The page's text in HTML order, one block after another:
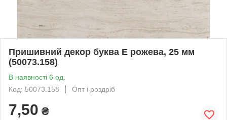
Пришивний декор буква E рожева, 25 мм
(50073.158)
В наявності 6 од.
Код: 50073.158
Опт і роздріб
7,50 ₴